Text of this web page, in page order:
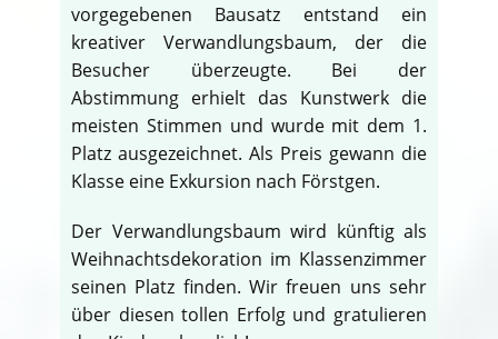
vorgegebenen Bausatz entstand ein
kreativer Verwandlungsbaum, der die
Besucher überzeugte. Bei der
Abstimmung erhielt das Kunstwerk die
meisten Stimmen und wurde mit dem 1.
Platz ausgezeichnet. Als Preis gewann die
Klasse eine Exkursion nach Förstgen.
Der Verwandlungsbaum wird künftig als
Weihnachtsdekoration im Klassenzimmer
seinen Platz finden. Wir freuen uns sehr
über diesen tollen Erfolg und gratulieren